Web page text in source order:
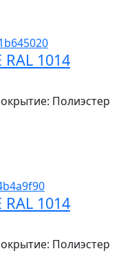
1014
Полиэстер
1014
Полиэстер